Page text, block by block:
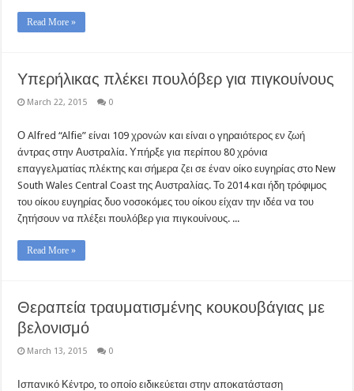
Read More »
Υπερήλικας πλέκει πουλόβερ για πιγκουίνους
March 22, 2015 0
Ο Alfred “Alfie” είναι 109 χρονών και είναι ο γηραιότερος εν ζωή
άντρας στην Αυστραλία. Υπήρξε για περίπου 80 χρόνια
επαγγελματίας πλέκτης και σήμερα ζει σε έναν οίκο ευγηρίας στο New
South Wales Central Coast της Αυστραλίας. Το 2014 και ήδη τρόφιμος
του οίκου ευγηρίας δυο νοσοκόμες του οίκου είχαν την ιδέα να του
ζητήσουν να πλέξει πουλόβερ για πιγκουίνους. ...
Read More »
Θεραπεία τραυματισμένης κουκουβάγιας με
βελονισμό
March 13, 2015 0
Ισπανικό Κέντρο, το οποίο ειδικεύεται στην αποκατάσταση